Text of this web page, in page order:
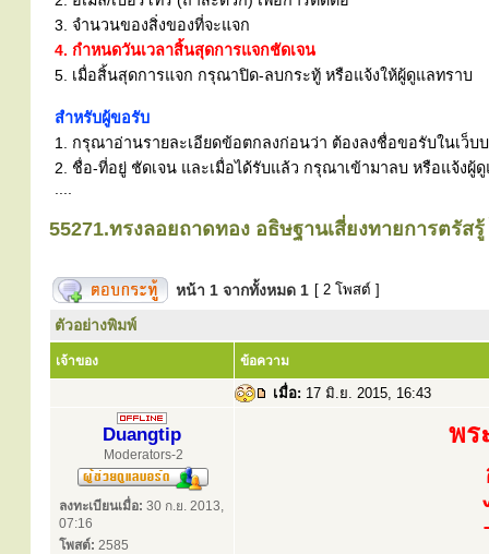
3. จำนวนของสิ่งของที่จะแจก
4. กำหนดวันเวลาสิ้นสุดการแจกชัดเจน
5. เมื่อสิ้นสุดการแจก กรุณาปิด-ลบกระทู้ หรือแจ้งให้ผู้ดูแลทราบ
สำหรับผู้ขอรับ
1. กรุณาอ่านรายละเอียดข้อตกลงก่อนว่า ต้องลงชื่อขอรับในเว็บ
2. ชื่อ-ที่อยู่ ชัดเจน และเมื่อได้รับแล้ว กรุณาเข้ามาลบ หรือแจ้ง
55271.ทรงลอยถาดทอง อธิษฐานเสี่ยงทายการตรัส
หน้า 1 จากทั้งหมด 1 [ 2 โพสต์ ]
ตัวอย่างพิมพ์
เจ้าของ ข้อความ
เมื่อ: 17 มิ.ย. 2015, 16:43
Duangtip
Moderators-2
ลงทะเบียนเมื่อ: 30 ก.ย. 2013,
07:16
โพสต์: 2585
พร